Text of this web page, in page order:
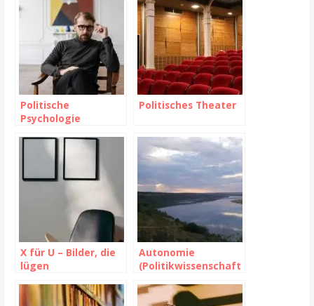
Politische
Psychologie
Politisches Theater
X für U – Bilder, die
lügen
Autonomie
(Politikwissenschaft